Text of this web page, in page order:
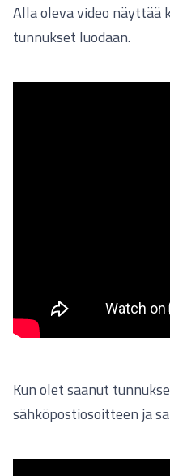
Alla oleva video näyttää
tunnukset luodaan.
Kun olet saanut
sähköpostiosoitteen ja